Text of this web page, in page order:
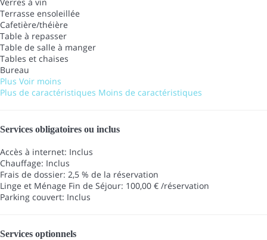
Terrasse ensoleillée
Cafetière/théière
Table à repasser
Table de salle à manger
Tables et chaises
Bureau
Plus Voir moins
Plus de caractéristiques Moins de caractéristiques
Services obligatoires ou inclus
Accès à internet: Inclus
Chauffage: Inclus
Frais de dossier: 2,5 % de la réservation
Linge et Ménage Fin de Séjour: 100,00 € /réservation
Parking couvert: Inclus
Services optionnels